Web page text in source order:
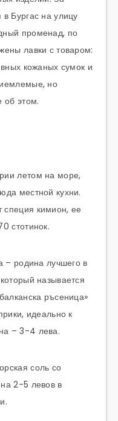
Бургас на улицу
променад, по
лавки с товаром:
кожаных сумок и
но
об этом.
летом на море,
местной кухни.
кимион, ее
стотинок.
– родина лучшего в
называется
ръсеница»
идеально к
– 3-4 лева.
соль со
2-5 левов в